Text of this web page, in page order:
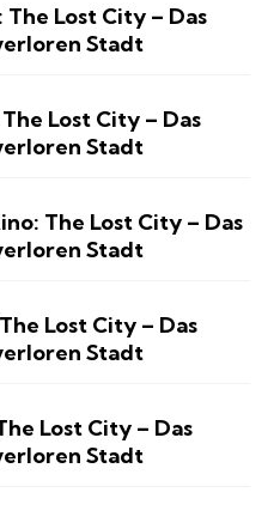
The Lost City – Das
Stadt
Lost City – Das
Stadt
The Lost City – Das
Stadt
Lost City – Das
Stadt
Lost City – Das
Stadt